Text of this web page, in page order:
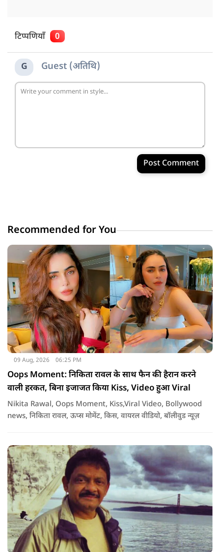
टिप्पणियाँ 0
G Guest (अतिथि)
Post Comment
Recommended for You
09 Aug, 2026 06:25 PM
Oops Moment: निकिता रावल के साथ फैन की हैरान करने
वाली हरकत, बिना इजाजत किया Kiss, Video हुआ Viral
Nikita Rawal, Oops Moment, Kiss,Viral Video, Bollywood
news, निकिता रावल, ऊप्स मोमेंट, किस, वायरल वीडियो, बॉलीवुड न्यूज़